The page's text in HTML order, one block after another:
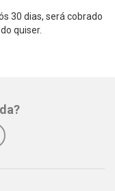
30 dias, será cobrado
quiser.